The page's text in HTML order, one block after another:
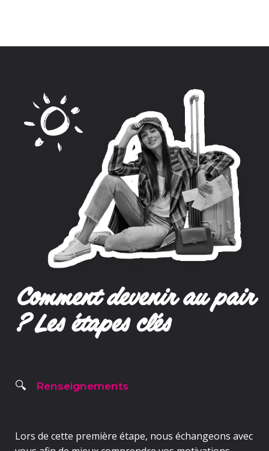
Comment devenir au pair
? Les étapes clés
🔍 Renseignements
Lors de cette première étape, nous échangeons avec